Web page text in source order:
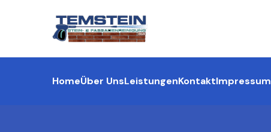
HomeÜber UnsLeistungenKontaktImpressum